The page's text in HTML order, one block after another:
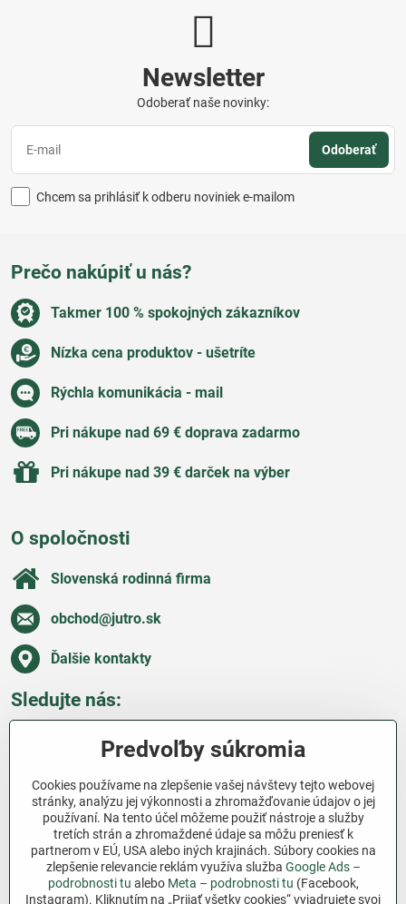
Newsletter
Odoberať naše novinky:
Odoberať
Chcem sa prihlásiť k odberu noviniek e-mailom
Prečo nakúpiť u nás?
Takmer 100 % spokojných zákazníkov
Nízka cena produktov - ušetríte
Rýchla komunikácia - mail
Pri nákupe nad 69 € doprava zadarmo
Pri nákupe nad 39 € darček na výber
O spoločnosti
Slovenská rodinná firma
obchod​@jutro​.sk
Ďalšie kontakty
Sledujte nás:
Všetko o nákupe
Ďakujeme za podporu
Sme slovenský e-shop bez dotácií​. Fungujeme len
vďaka vám – ľuďom, ktorí veria v poctivú prácu a
Predvoľby súkromia
Cookies používame na zlepšenie vašej návštevy tejto webovej
stránky, analýzu jej výkonnosti a zhromažďovanie údajov o jej
používaní. Na tento účel môžeme použiť nástroje a služby
tretích strán a zhromaždené údaje sa môžu preniesť k
partnerom v EÚ, USA alebo iných krajinách. Súbory cookies na
zlepšenie relevancie reklám využíva služba Google Ads –
podrobnosti tu alebo Meta – podrobnosti tu (Facebook,
Instagram). Kliknutím na „Prijať všetky cookies“ vyjadrujete svoj